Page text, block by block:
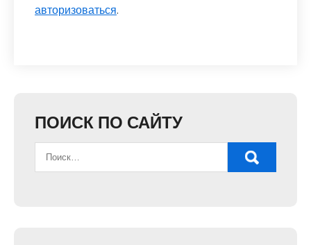
авторизоваться.
ПОИСК ПО САЙТУ